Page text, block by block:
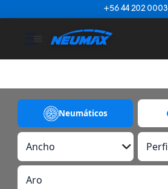
+56 44 202 0003
☰
Neumáticos
A
c
P
r
A